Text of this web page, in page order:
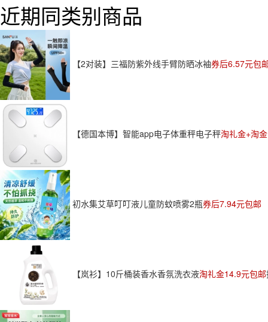
近期同类别商品
【2对装】三福防紫外线手臂防晒冰袖券后6.57元包
【德国本博】智能app电子体重秤电子秤淘礼金+淘
初水集艾草叮叮液儿童防蚊喷雾2瓶券后7.94元包邮
【岚衫】10斤桶装香水香氛洗衣液淘礼金14.9元包邮